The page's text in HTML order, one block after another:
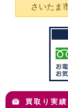
さいたま
買取り実績